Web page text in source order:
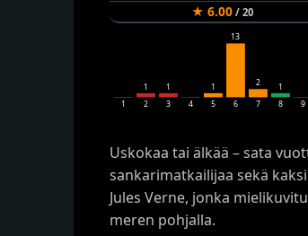
★ 6.00/ 20
1
1
2
1
3
4
1
5
13
6
2
7
1
8
9
Uskokaa tai älkää – sata
sankarimatkailijaa sekä
Jules Verne, jonka
meren pohjalla.